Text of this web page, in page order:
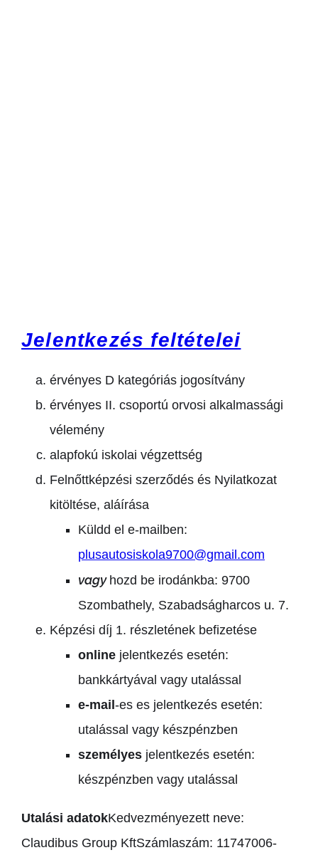
Jelentkezés feltételei
érvényes D kategóriás jogosítvány
érvényes II. csoportú orvosi alkalmassági
vélemény
alapfokú iskolai végzettség
Felnőttképzési szerződés és Nyilatkozat
kitöltése, aláírása
Küldd el e-mailben:
plusautosiskola9700@gmail.com
vagy hozd be irodánkba: 9700
Szombathely, Szabadságharcos u. 7.
Képzési díj 1. részletének befizetése
online jelentkezés esetén:
bankkártyával vagy utalással
e-mail -es es jelentkezés esetén:
utalással vagy készpénzben
személyes jelentkezés esetén:
készpénzben vagy utalással
Utalási adatokKedvezményezett neve:
Claudibus Group KftSzámlaszám: 11747006-